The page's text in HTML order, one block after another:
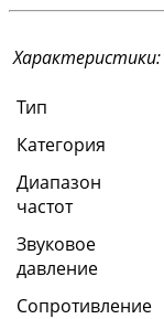
Характеристики:
Тип
Категория
Диапазон
частот
Звуковое
давление
Сопротивление